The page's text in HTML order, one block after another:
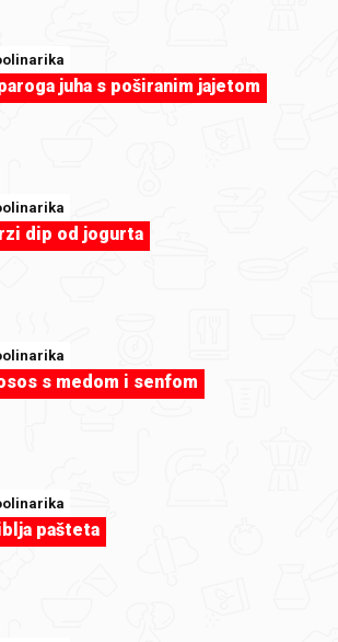
juha s poširanim jajetom
dip od jogurta
s medom i senfom
pašteta